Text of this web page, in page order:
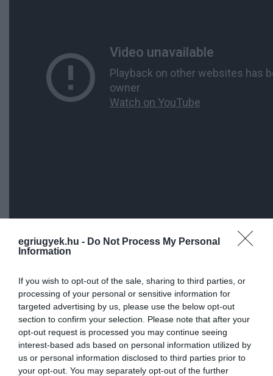
egriugyek.hu - Do Not Process My Personal
Information
If you wish to opt-out of the sale, sharing to third parties, or
processing of your personal or sensitive information for
targeted advertising by us, please use the below opt-out
section to confirm your selection. Please note that after your
opt-out request is processed you may continue seeing
interest-based ads based on personal information utilized by
us or personal information disclosed to third parties prior to
your opt-out. You may separately opt-out of the further
Ne maradjon le a legfrissebb hírekről, kövessen
bennünket az EGRI ÜGYEK Google Hírek oldalán!